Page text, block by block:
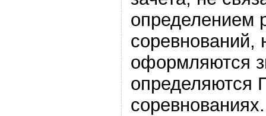
определением
соревнований,
оформляются
определяются
соревнованиях.